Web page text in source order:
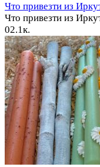
Что привезти из
Что привезти из
02.1к.